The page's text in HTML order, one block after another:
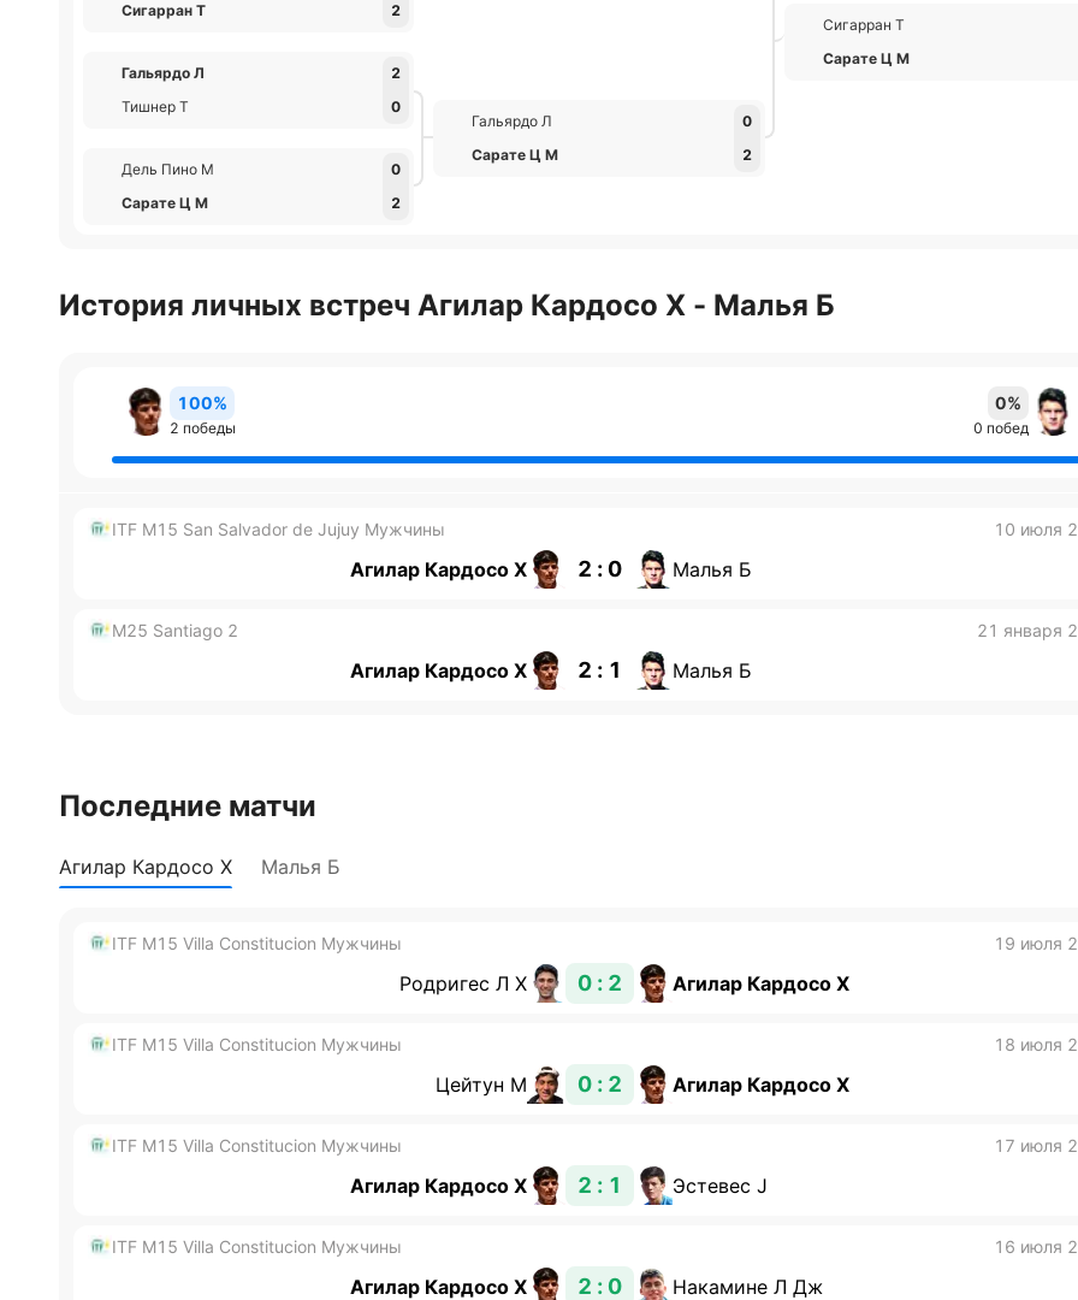
Сигарран Т
2
Гальярдо Л
2
Тишнер Т
0
Дель Пино М
0
Сарате Ц М
2
Гальярдо Л
0
Сарате Ц М
2
Сигарран Т
Сарате Ц М
История личных встреч Агилар Кардосо Х - Малья Б
100%
2 победы
0%
0 побед
ITF M15 San Salvador de Jujuy Мужчины 10 июля
Агилар Кардосо Х 2 : 0 Малья Б
M25 Santiago 2 21 января
Агилар Кардосо Х 2 : 1 Малья Б
Последние матчи
Агилар Кардосо Х Малья Б
ITF M15 Villa Constitucion Мужчины 19 июля
Родригес Л Х 0 : 2 Агилар Кардосо Х
ITF M15 Villa Constitucion Мужчины 18 июля
Цейтун М 0 : 2 Агилар Кардосо Х
ITF M15 Villa Constitucion Мужчины 17 июля
Агилар Кардосо Х 2 : 1 Эстевес J
ITF M15 Villa Constitucion Мужчины 16 июля
Агилар Кардосо Х 2 : 0 Накамине Л Дж